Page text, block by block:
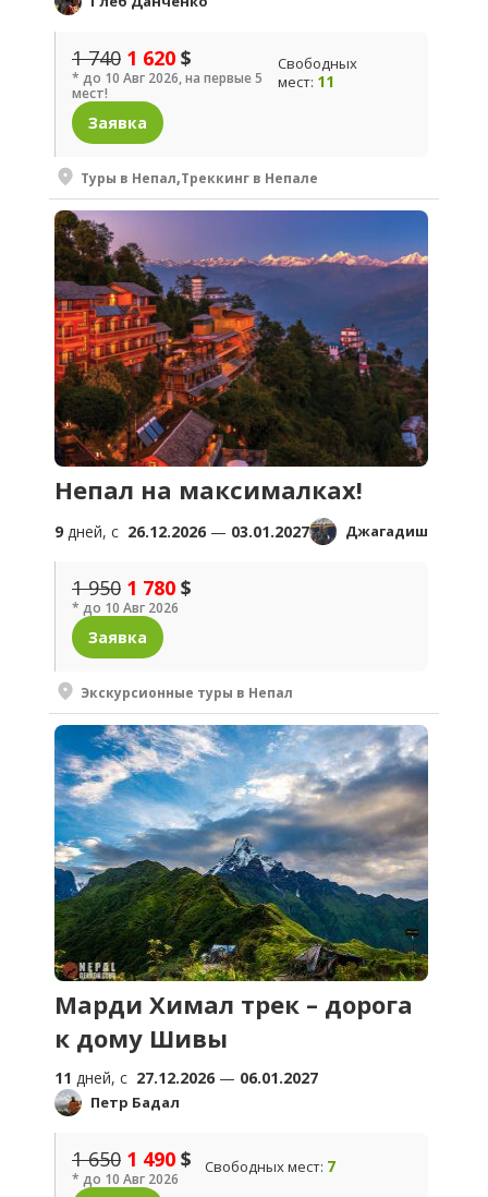
1 740 1 620 $
* до 10 Авг 2026, на первые 5
мест!
Свободных
мест: 11
Заявка
Туры в Непал,Треккинг в Непале
Непал на максималках!
9 дней, c 26.12.2026 — 03.01.2027 Джагадиш
1 950 1 780 $
* до 10 Авг 2026
Заявка
Экскурсионные туры в Непал
Марди Химал трек – дорога
к дому Шивы
11 дней, c 27.12.2026 — 06.01.2027
Петр Бадал
1 650 1 490 $
* до 10 Авг 2026
Свободных мест: 7